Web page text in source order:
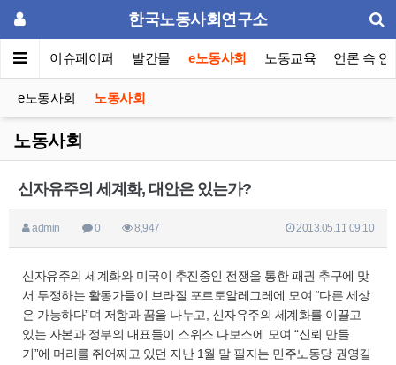
한국노동사회연구소
포럼 이슈페이퍼 발간물 e노동사회 노동교육 언론 속 연
e노동사회 노동사회
노동사회
신자유주의 세계화, 대안은 있는가?
admin 0 8,947 2013.05.11 09:10
신자유주의 세계화와 미국이 추진중인 전쟁을 통한 패권 추구에 맞
서 투쟁하는 활동가들이 브라질 포르토알레그레에 모여 “다른 세상
은 가능하다”며 저항과 꿈을 나누고, 신자유주의 세계화를 이끌고
있는 자본과 정부의 대표들이 스위스 다보스에 모여 “신뢰 만들
기”에 머리를 쥐어짜고 있던 지난 1월 말 필자는 민주노동당 권영길